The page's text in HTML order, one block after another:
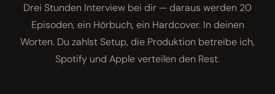
Drei Stunden Interview bei dir — daraus werden 20
Episoden, ein Hörbuch, ein Hardcover. In deinen
Worten. Du zahlst Setup, die Produktion betreibe ich,
Spotify und Apple verteilen den Rest.